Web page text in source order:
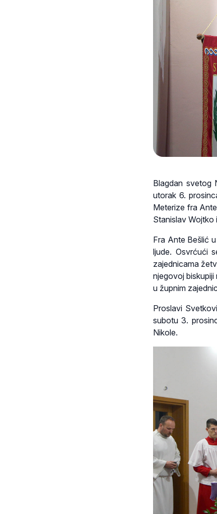
Blagdan svetog
utorak 6.
Meterize fra
Stanislav Wojtko
Fra Ante Bešlić
ljude. Osvrćući
zajednicama
njegovoj
u župnim
Proslavi
subotu 3.
Nikole.